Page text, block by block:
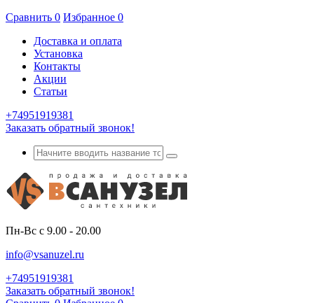
Сравнить 0 Избранное 0
Доставка и оплата
Установка
Контакты
Акции
Статьи
+74951919381
Заказать обратный звонок!
Пн-Вс с 9.00 - 20.00
info@vsanuzel.ru
+74951919381
Заказать обратный звонок!